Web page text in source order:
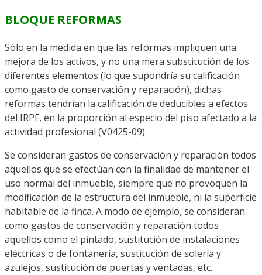
BLOQUE REFORMAS
Sólo en la medida en que las reformas impliquen una
mejora de los activos, y no una mera substitución de los
diferentes elementos (lo que supondría su calificación
como gasto de conservación y reparación), dichas
reformas tendrían la calificación de deducibles a efectos
del IRPF, en la proporción al especio del piso afectado a la
actividad profesional (V0425-09).
Se consideran gastos de conservación y reparación todos
aquellos que se efectúan con la finalidad de mantener el
uso normal del inmueble, siempre que no provoquen la
modificación de la estructura del inmueble, ni la superficie
habitable de la finca. A modo de ejemplo, se consideran
como gastos de conservación y reparación todos
aquellos como el pintado, sustitución de instalaciones
eléctricas o de fontanería, sustitución de solería y
azulejos, sustitución de puertas y ventadas, etc.